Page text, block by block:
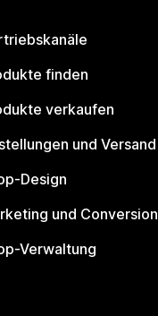
finden
verkaufen
und Versand
Design
und Conversion
Verwaltung